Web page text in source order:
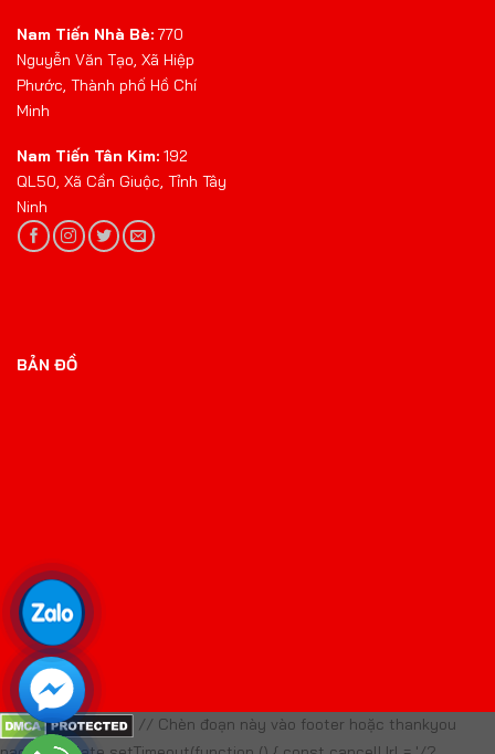
Nam Tiến Nhà Bè: 770
Nguyễn Văn Tạo, Xã Hiệp
Phước, Thành phố Hồ Chí
Minh
Nam Tiến Tân Kim: 192
QL50, Xã Cần Giuộc, Tỉnh Tây
Ninh
BẢN ĐỒ
// Chèn đoạn này vào footer hoặc thankyou